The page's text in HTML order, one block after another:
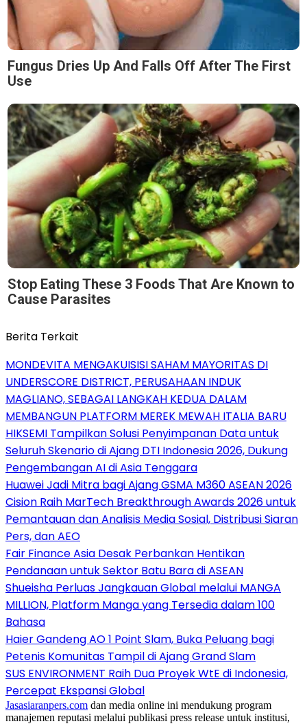
Fungus Dries Up And Falls Off After The First
Use
Stop Eating These 3 Foods That Are Known to
Cause Parasites
Berita Terkait
MONDEVITA MENGAKUISISI SAHAM MAYORITAS DI
UNDERSCORE DISTRICT, PERUSAHAAN INDUK
MAGLIANO, SEBAGAI LANGKAH KEDUA DALAM
MEMBANGUN PLATFORM MEREK MEWAH ITALIA BARU
HIKSEMI Tampilkan Solusi Penyimpanan Data untuk
Seluruh Skenario di Ajang DTI Indonesia 2026, Dukung
Pengembangan AI di Asia Tenggara
Huawei Jadi Mitra bagi Ajang GSMA M360 ASEAN 2026
Cision Raih MarTech Breakthrough Awards 2026 untuk
Pemantauan dan Analisis Media Sosial, Distribusi Siaran
Pers, dan AEO
Fair Finance Asia Desak Perbankan Hentikan
Pendanaan untuk Sektor Batu Bara di ASEAN
Shueisha Perluas Jangkauan Global melalui MANGA
MILLION, Platform Manga yang Tersedia dalam 100
Bahasa
Haier Gandeng AO 1 Point Slam, Buka Peluang bagi
Petenis Komunitas Tampil di Ajang Grand Slam
SUS ENVIRONMENT Raih Dua Proyek WtE di Indonesia,
Percepat Ekspansi Global
Jasasiaranpers.com dan media online ini mendukung program
manajemen reputasi melalui publikasi press release untuk institusi,